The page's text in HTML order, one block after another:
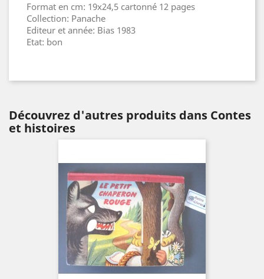
Format en cm: 19x24,5 cartonné 12 pages
Collection: Panache
Editeur et année: Bias 1983
Etat: bon
Découvrez d'autres produits dans Contes
et histoires